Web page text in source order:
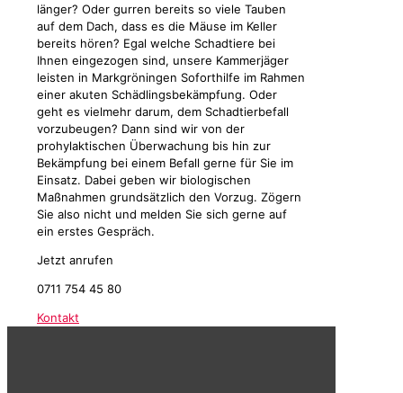
länger? Oder gurren bereits so viele Tauben
auf dem Dach, dass es die Mäuse im Keller
bereits hören? Egal welche Schadtiere bei
Ihnen eingezogen sind, unsere Kammerjäger
leisten in Markgröningen Soforthilfe im Rahmen
einer akuten Schädlingsbekämpfung. Oder
geht es vielmehr darum, dem Schadtierbefall
vorzubeugen? Dann sind wir von der
prohylaktischen Überwachung bis hin zur
Bekämpfung bei einem Befall gerne für Sie im
Einsatz. Dabei geben wir biologischen
Maßnahmen grundsätzlich den Vorzug. Zögern
Sie also nicht und melden Sie sich gerne auf
ein erstes Gespräch.
Jetzt anrufen
0711 754 45 80
Kontakt